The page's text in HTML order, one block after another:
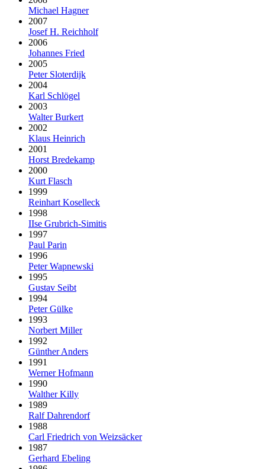
Michael Hagner
2007
Josef H. Reichholf
2006
Johannes Fried
2005
Peter Sloterdijk
2004
Karl Schlögel
2003
Walter Burkert
2002
Klaus Heinrich
2001
Horst Bredekamp
2000
Kurt Flasch
1999
Reinhart Koselleck
1998
IIse Grubrich-Simitis
1997
Paul Parin
1996
Peter Wapnewski
1995
Gustav Seibt
1994
Peter Gülke
1993
Norbert Miller
1992
Günther Anders
1991
Werner Hofmann
1990
Walther Killy
1989
Ralf Dahrendorf
1988
Carl Friedrich von Weizsäcker
1987
Gerhard Ebeling